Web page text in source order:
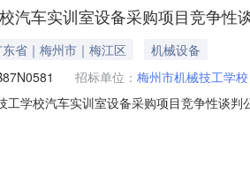
汽车实训室设备采购项目竞争性
东省｜梅州市｜梅江区
机械设备
招标单位： 梅州市机械技工学校
工学校汽车实训室设备采购项目竞争性谈
：汽车实训室设备一批；2.采购项目要求：
资格：1．